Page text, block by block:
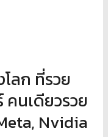
ลก ที่รวย
คนเดียวรวย
Nvidia